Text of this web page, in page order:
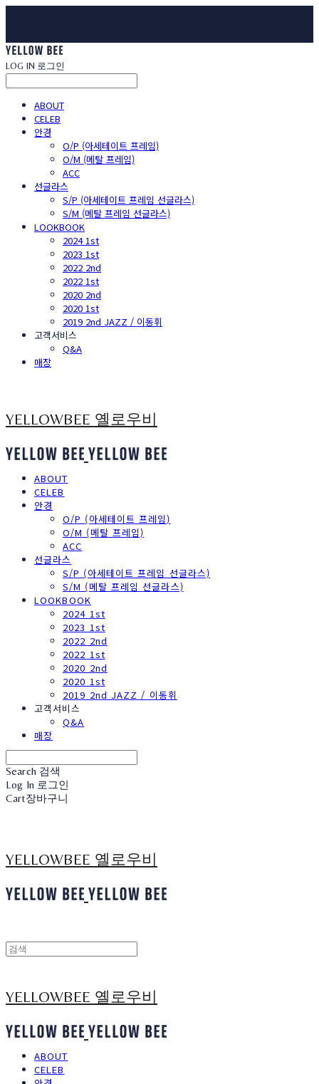
LOG IN 로그인
ABOUT
CELEB
안경
O/P (아세테이트 프레임)
O/M (메탈 프레임)
ACC
선글라스
S/P (아세테이트 프레임 선글라스)
S/M (메탈 프레임 선글라스)
LOOKBOOK
2024 1st
2023 1st
2022 2nd
2022 1st
2020 2nd
2020 1st
2019 2nd JAZZ / 이동휘
고객서비스
Q&A
매장
YELLOWBEE 옐로우비
ABOUT
CELEB
안경
O/P (아세테이트 프레임)
O/M (메탈 프레임)
ACC
선글라스
S/P (아세테이트 프레임 선글라스)
S/M (메탈 프레임 선글라스)
LOOKBOOK
2024 1st
2023 1st
2022 2nd
2022 1st
2020 2nd
2020 1st
2019 2nd JAZZ / 이동휘
고객서비스
Q&A
매장
Search 검색
Log In 로그인
Cart장바구니
YELLOWBEE 옐로우비
YELLOWBEE 옐로우비
ABOUT
CELEB